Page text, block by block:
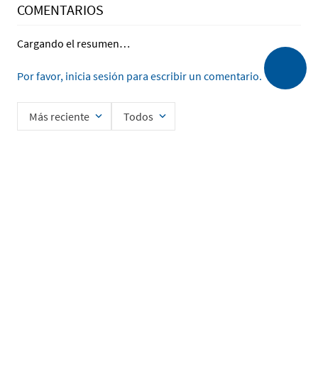
COMENTARIOS
Cargando el resumen…
Por favor, inicia sesión para escribir un comentario.
Más reciente Todos